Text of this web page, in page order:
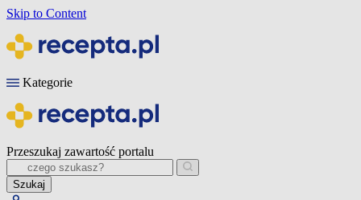
Skip to Content
Kategorie
Przeszukaj zawartość portalu
Szukaj